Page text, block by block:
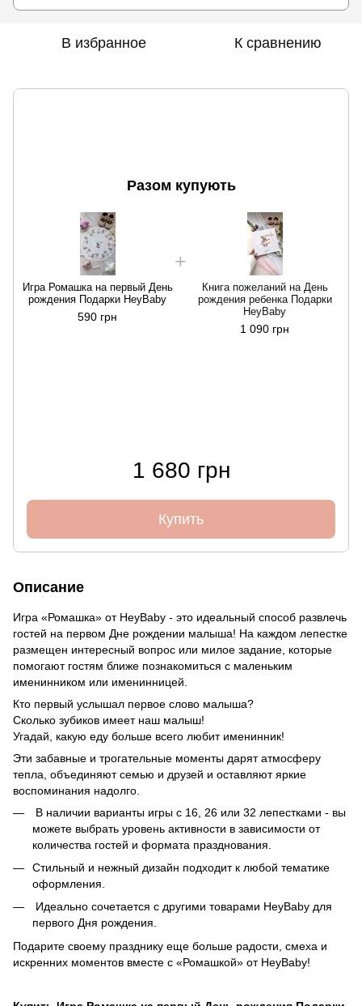
В избранное К сравнению
Разом купують
Игра Ромашка на первый День
рождения Подарки HeyBaby
590 грн
Книга пожеланий на День
рождения ребенка Подарки
HeyBaby
1 090 грн
1 680 грн
Купить
Описание
Игра «Ромашка» от HeyBaby - это идеальный способ развлечь
гостей на первом Дне рождении малыша! На каждом лепестке
размещен интересный вопрос или милое задание, которые
помогают гостям ближе познакомиться с маленьким
именинником или именинницей.
Кто первый услышал первое слово малыша?
Сколько зубиков имеет наш малыш!
Угадай, какую еду больше всего любит именинник!
Эти забавные и трогательные моменты дарят атмосферу
тепла, объединяют семью и друзей и оставляют яркие
воспоминания надолго.
В наличии варианты игры с 16, 26 или 32 лепестками - вы
можете выбрать уровень активности в зависимости от
количества гостей и формата празднования.
Стильный и нежный дизайн подходит к любой тематике
оформления.
Идеально сочетается с другими товарами HeyBaby для
первого Дня рождения.
Подарите своему празднику еще больше радости, смеха и
искренних моментов вместе с «Ромашкой» от HeyBaby!